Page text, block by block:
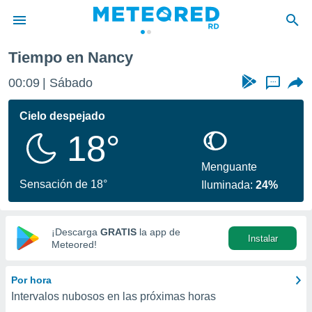
de
ha sido
calidad.
a este
las
y
digital
basada
Tiempo en Nancy
00:09 Sábado ...
Cielo despejado
18°
Sensación de 18°
Menguante
Iluminada:24%
¡Descarga GRATIS la app de
Meteored!
Instalar
Por hora
Intervalos nubosos en las próximas horas